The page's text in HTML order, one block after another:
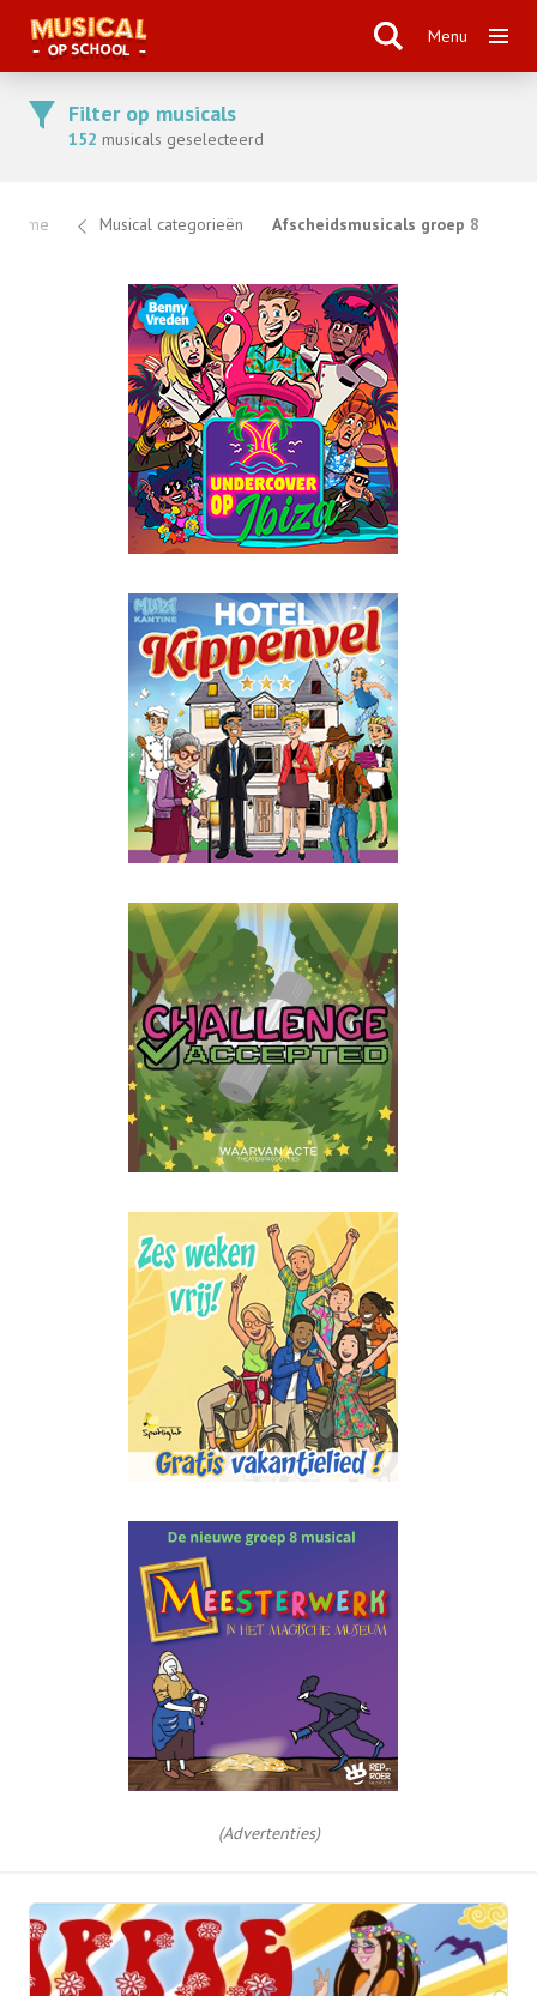
Menu
Filter op musicals
152 musicals geselecteerd
Home Musical categorieën Afscheidsmusicals groep 8
(Advertenties)